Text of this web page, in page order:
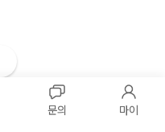
문의 마이